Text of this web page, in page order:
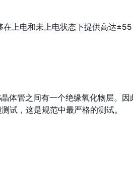
上电和未上电状态下提供高达
体管之间有一个绝缘氧化物层。
试，这是规范中最严格的测试。